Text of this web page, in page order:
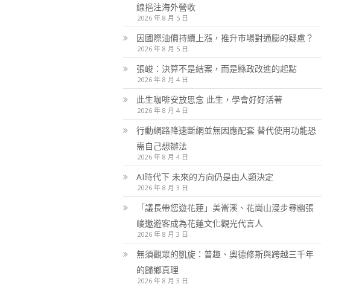
線挹注海外營收
2026 年 8 月 5 日
因國際油價持續上漲，推升市場對通膨的疑慮？
2026 年 8 月 5 日
張峻：決算不是結案，而是縣政改進的起點
2026 年 8 月 4 日
此生咖啡安放思念 此生，學會好好活著
2026 年 8 月 4 日
行動網路降速斷網並無因應配套 替代使用功能恐
需自己想辦法
2026 年 8 月 4 日
AI時代下 未來的方向仍是由人類決定
2026 年 8 月 3 日
「議長帶您遊花蓮」美崙溪、花崗山漫步尋幽張
峻邀遊客成為花蓮文化觀光代言人
2026 年 8 月 3 日
無須觀眾的凱旋：普趣、奧德修斯與跨越三千年
的歸鄉真理
2026 年 8 月 3 日